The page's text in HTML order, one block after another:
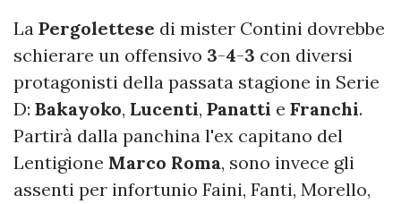
La Pergolettese di mister Contini dovrebbe
schierare un offensivo 3-4-3 con diversi
protagonisti della passata stagione in Serie
D: Bakayoko, Lucenti, Panatti e Franchi.
Partirà dalla panchina l'ex capitano del
Lentigione Marco Roma, sono invece gli
assenti per infortunio Faini, Fanti, Morello,